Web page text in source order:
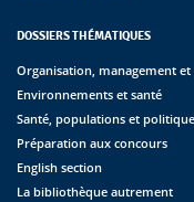
DOSSIERS THÉMATIQUES
Organisation, management
Environnements et santé
Santé, populations et
Préparation aux concours
English section
La bibliothèque autrement